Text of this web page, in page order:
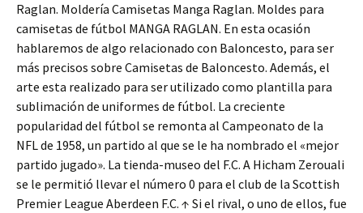
Raglan. Moldería Camisetas Manga Raglan. Moldes para
camisetas de fútbol MANGA RAGLAN. En esta ocasión
hablaremos de algo relacionado con Baloncesto, para ser
más precisos sobre Camisetas de Baloncesto. Además, el
arte esta realizado para ser utilizado como plantilla para
sublimación de uniformes de fútbol. La creciente
popularidad del fútbol se remonta al Campeonato de la
NFL de 1958, un partido al que se le ha nombrado el «mejor
partido jugado». La tienda-museo del F.C. A Hicham Zerouali
se le permitió llevar el número 0 para el club de la Scottish
Premier League Aberdeen F.C. ↑ Si el rival, o uno de ellos, fue